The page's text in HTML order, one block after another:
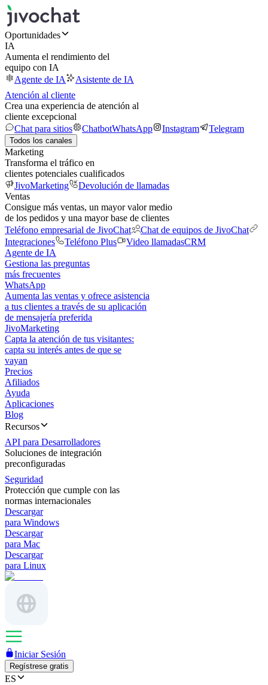
Oportunidades
IA
Aumenta el rendimiento del
equipo con IA
Agente de IA
Asistente de IA
Atención al cliente
Crea una experiencia de atención al
cliente excepcional
Chat para sitios
ChatbotWhatsApp Instagram Telegram
Todos los canales
Marketing
Transforma el tráfico en
clientes potenciales cualificados
JivoMarketing
Devolución de llamadas
Ventas
Consigue más ventas, un mayor valor medio
de los pedidos y una mayor base de clientes
Teléfono empresarial de JivoChat
Chat de equipos de JivoChat
Integraciones
Teléfono Plus Video llamadasCRM
Agente de IA
Gestiona las preguntas
más frecuentes
WhatsApp
Aumenta las ventas y ofrece asistencia
a tus clientes a través de su aplicación
de mensajería preferida
JivoMarketing
Capta la atención de tus visitantes:
capta su interés antes de que se
vayan
Precios
Afiliados
Ayuda
Aplicaciones
Blog
Recursos
API para Desarrolladores
Soluciones de integración
preconfiguradas
Seguridad
Protección que cumple con las
normas internacionales
Descargar
para Windows
Descargar
para Mac
Descargar
para Linux
Iniciar Sesión
Regístrese gratis
ES